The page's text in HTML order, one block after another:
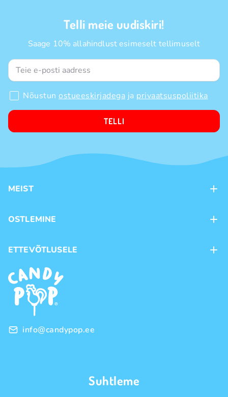
Telli meie uudiskiri!
Saage 10% allahindlust esimeselt tellimuselt
Nõustun ostueeskirjadega ja privaatsuspoliitika
TELLI
MEIST
Kauplused
OSTLEMINE
Ostutingimused
Privaatsuspoliitika
ETTEVÕTLUSELE
Frantsiis
Hulgimüük
info@candypop.ee
Suhtleme